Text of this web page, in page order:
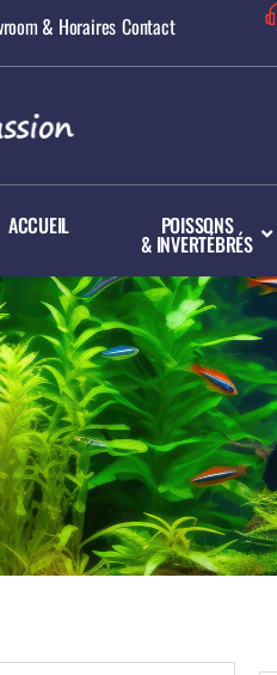
& Horaires Contact
ACCUEIL POISSONS
& INVERTÉBRÉS